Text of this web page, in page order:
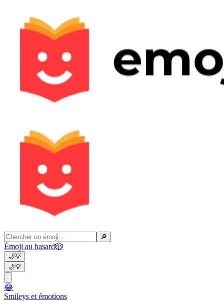
🔎
Émoji au hasard🎲
🌙💡
🌙💡
😂
Smileys et émotions